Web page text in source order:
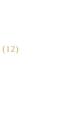
(12)